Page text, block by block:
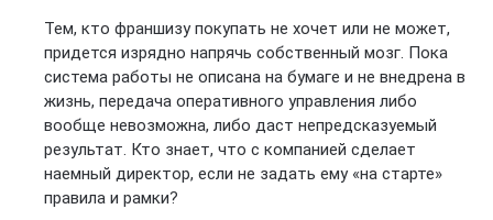
Тем, кто франшизу покупать не хочет или не может,
придется изрядно напрячь собственный мозг. Пока
система работы не описана на бумаге и не внедрена в
жизнь, передача оперативного управления либо
вообще невозможна, либо даст непредсказуемый
результат. Кто знает, что с компанией сделает
наемный директор, если не задать ему «на старте»
правила и рамки?